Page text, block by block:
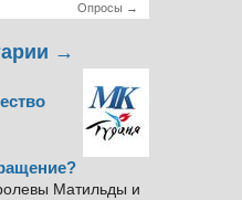
Опросы →
→
Матильды и